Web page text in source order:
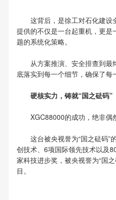
这背后，是徐工对石化建
提供的不仅是一台起重机，更
题的系统化策略。
从方案推演、安全排查到
底落实到每一个细节，确保了每
硬核实力，铸就“国之砝码”
XGC88000的成功，绝非偶
这台被央视誉为“国之砝码”
创技术、6项国际领先技术以及
家科技进步奖，被央视誉为“国
目。